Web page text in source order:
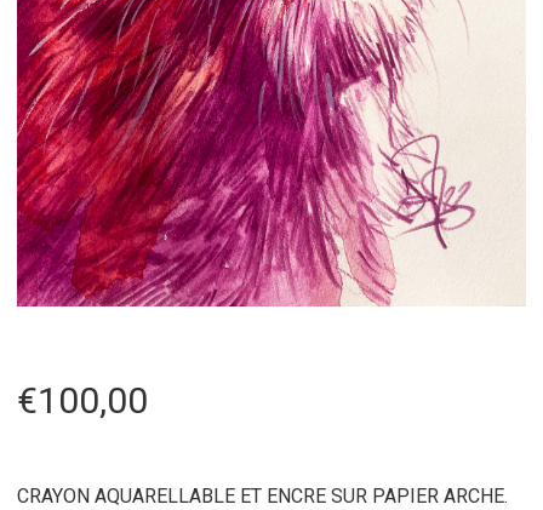
€100,00
CRAYON AQUARELLABLE ET ENCRE SUR PAPIER ARCHE.